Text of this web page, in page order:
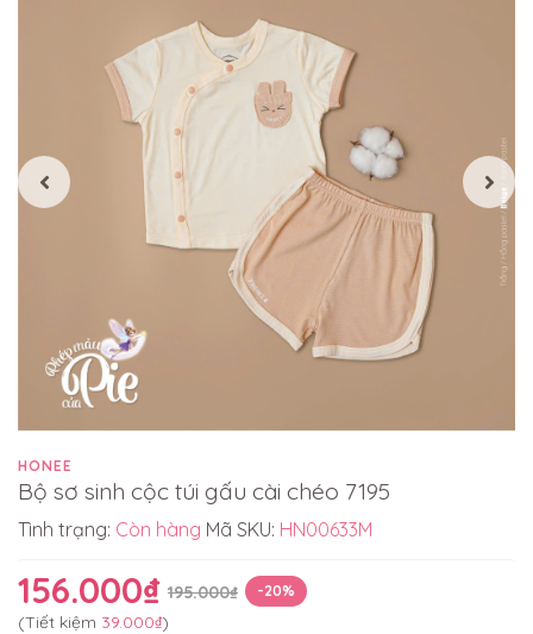
HONEE
Bộ sơ sinh cộc túi gấu cài chéo 7195
Tình trạng: Còn hàng Mã SKU: HN00633M
156.000₫ 195.000₫ -20%
(Tiết kiệm 39.000₫)